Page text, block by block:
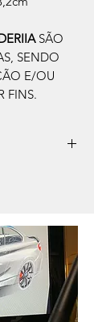
SÃO
SENDO
E/OU
FINS.
de
o envio
na
para retirada